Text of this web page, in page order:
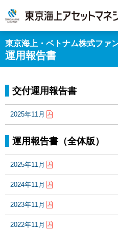
東京海上・ベトナム株式ファ
運用報告書
交付運用報告書
2025年11月
運用報告書（全体版）
2025年11月
2024年11月
2023年11月
2022年11月